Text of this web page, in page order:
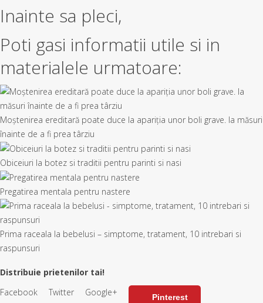
Inainte sa pleci,
Poti gasi informatii utile si in
materialele urmatoare:
Moștenirea ereditară poate duce la apariția unor boli grave. Ia măsuri
înainte de a fi prea târziu
Obiceiuri la botez si traditii pentru parinti si nasi
Pregatirea mentala pentru nastere
Prima raceala la bebelusi – simptome, tratament, 10 intrebari si
raspunsuri
Distribuie prietenilor tai!
Facebook
Twitter Google+ Pinterest